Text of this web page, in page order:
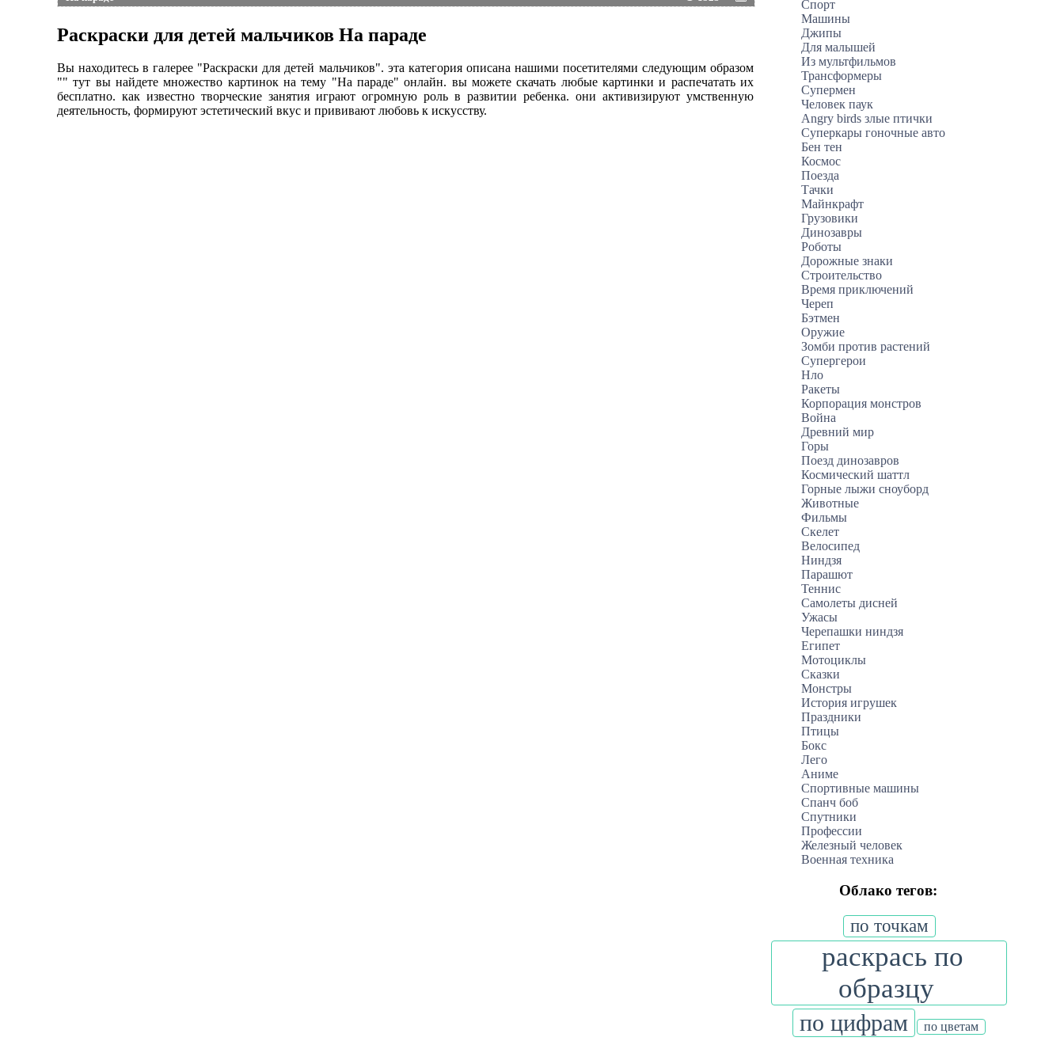
Раскраски для детей мальчиков На параде
Вы находитесь в галерее "Раскраски для детей мальчиков". эта категория описана нашими посетителями следующим образом
"" тут вы найдете множество картинок на тему "На параде" онлайн. вы можете скачать любые картинки и распечатать их
бесплатно. как известно творческие занятия играют огромную роль в развитии ребенка. они активизируют умственную
деятельность, формируют эстетический вкус и прививают любовь к искусству.
Спорт
Машины
Джипы
Для малышей
Из мультфильмов
Трансформеры
Супермен
Человек паук
Angry birds злые птички
Суперкары гоночные авто
Бен тен
Космос
Поезда
Тачки
Майнкрафт
Грузовики
Динозавры
Роботы
Дорожные знаки
Строительство
Время приключений
Череп
Бэтмен
Оружие
Зомби против растений
Супергерои
Нло
Ракеты
Корпорация монстров
Война
Древний мир
Горы
Поезд динозавров
Космический шаттл
Горные лыжи сноуборд
Животные
Фильмы
Скелет
Велосипед
Ниндзя
Парашют
Теннис
Самолеты дисней
Ужасы
Черепашки ниндзя
Египет
Мотоциклы
Сказки
Монстры
История игрушек
Праздники
Птицы
Бокс
Лего
Аниме
Спортивные машины
Спанч боб
Спутники
Профессии
Железный человек
Военная техника
Облако тегов:
по точкам
раскрась по
образцу
по цифрам по цветам